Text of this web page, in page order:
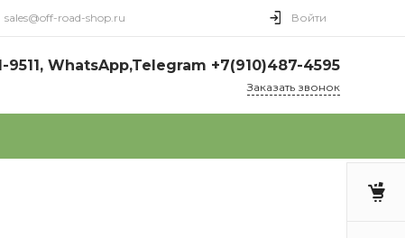
sales@off-road-shop.ru Войти
9511, WhatsApp,Telegram +7(910)487-4595
Заказать звонок